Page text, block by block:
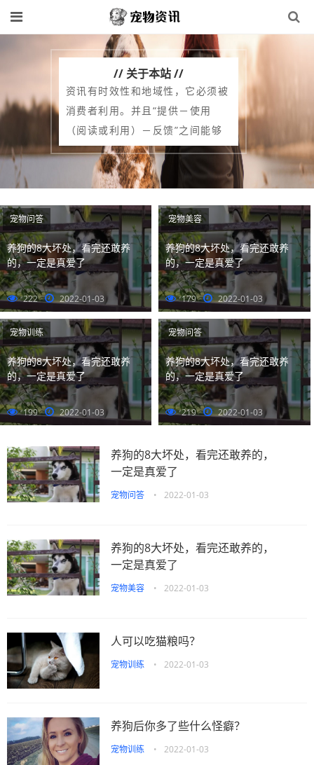
// 关于本站 //
资讯有时效性和地域性，它必须被
消费者利用。并且“提供－使用
（阅读或利用）－反馈”之间能够
形成一个长期稳定的消费链，具有
这些特点的消息才可以称之为资
讯。资讯和新闻的区别在于：新闻
是一种资讯。资讯是一种信息，涵
盖的不只是新闻，还可以包括其他
媒介。如亲临专家讲座等等；新闻
的目标受众相对宽泛，没有严格的
受众划分，学语言的人可以去阅读
科技新闻。学技术的也完全可以去
阅读···
宠物问答
养狗的8大坏处，看完还敢养
的，一定是真爱了
222 2022-01-03
宠物美容
养狗的8大坏处，看完还敢养
的，一定是真爱了
179 2022-01-03
宠物训练
养狗的8大坏处，看完还敢养
的，一定是真爱了
199 2022-01-03
宠物问答
养狗的8大坏处，看完还敢养
的，一定是真爱了
219 2022-01-03
养狗的8大坏处，看完还敢养的，
一定是真爱了
宠物问答 • 2022-01-03
养狗的8大坏处，看完还敢养的，
一定是真爱了
宠物美容 • 2022-01-03
人可以吃猫粮吗？
宠物训练 • 2022-01-03
养狗后你多了些什么怪癖？
宠物训练 • 2022-01-03